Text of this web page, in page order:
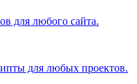
для любого сайта.
для любых проектов.